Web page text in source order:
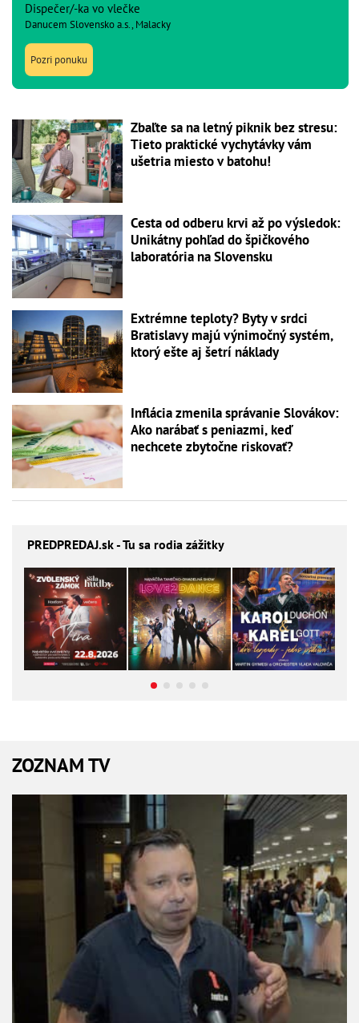
Dispečer/-ka vo vlečke
Danucem Slovensko a.s., Malacky
Pozri ponuku
Zbaľte sa na letný piknik bez stresu:
Tieto praktické vychytávky vám
ušetria miesto v batohu!
Cesta od odberu krvi až po výsledok:
Unikátny pohľad do špičkového
laboratória na Slovensku
Extrémne teploty? Byty v srdci
Bratislavy majú výnimočný systém,
ktorý ešte aj šetrí náklady
Inflácia zmenila správanie Slovákov:
Ako narábať s peniazmi, keď
nechcete zbytočne riskovať?
PREDPREDAJ.sk - Tu sa rodia zážitky
ZOZNAM TV